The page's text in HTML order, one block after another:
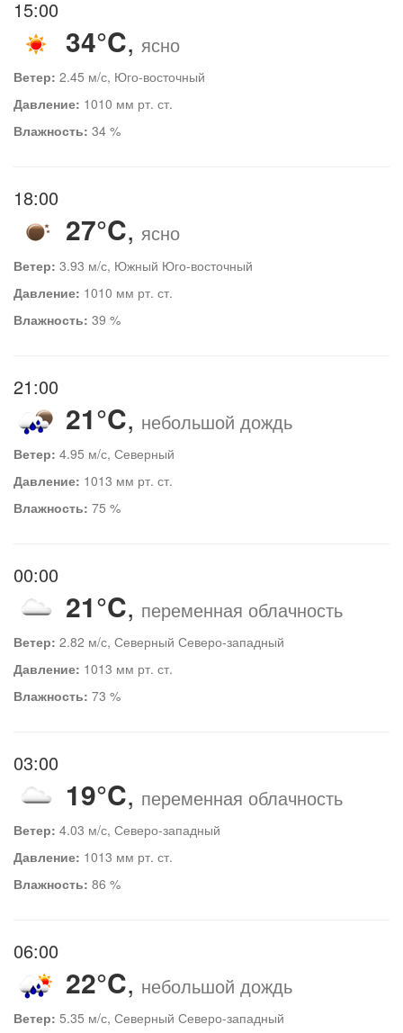
15:00
34°C, ясно
Ветер: 2.45 м/с, Юго-восточный
Давление: 1010 мм рт. ст.
Влажность: 34 %
18:00
27°C, ясно
Ветер: 3.93 м/с, Южный Юго-восточный
Давление: 1010 мм рт. ст.
Влажность: 39 %
21:00
21°C, небольшой дождь
Ветер: 4.95 м/с, Северный
Давление: 1013 мм рт. ст.
Влажность: 75 %
00:00
21°C, переменная облачность
Ветер: 2.82 м/с, Северный Северо-западный
Давление: 1013 мм рт. ст.
Влажность: 73 %
03:00
19°C, переменная облачность
Ветер: 4.03 м/с, Северо-западный
Давление: 1013 мм рт. ст.
Влажность: 86 %
06:00
22°C, небольшой дождь
Ветер: 5.35 м/с, Северный Северо-западный